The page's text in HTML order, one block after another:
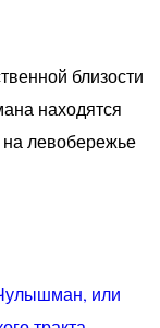
близости
находятся
на левобережье
или